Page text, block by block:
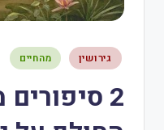
גירושין מהחיים
2